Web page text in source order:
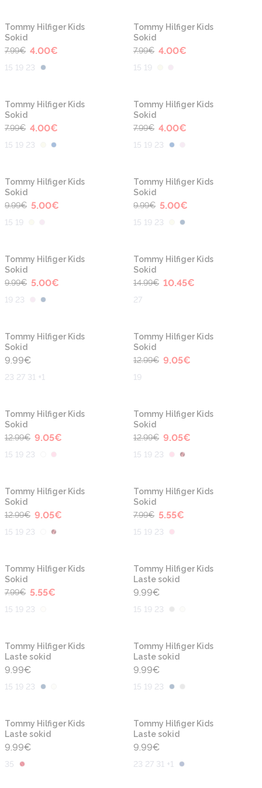
-50%
Tommy Hilfiger Kids
Sokid
7.99€ 4.00€
15 19 23
-50%
Tommy Hilfiger Kids
Sokid
7.99€ 4.00€
15 19
-50%
Tommy Hilfiger Kids
Sokid
7.99€ 4.00€
15 19 23
-50%
Tommy Hilfiger Kids
Sokid
7.99€ 4.00€
15 19 23
-50%
Tommy Hilfiger Kids
Sokid
9.99€ 5.00€
15 19
-50%
Tommy Hilfiger Kids
Sokid
9.99€ 5.00€
15 19 23
-50%
Tommy Hilfiger Kids
Sokid
9.99€ 5.00€
19 23
-30%
Tommy Hilfiger Kids
Sokid
14.99€ 10.45€
27
Tommy Hilfiger Kids
Sokid
9.99€
23 27 31 +1
-30%
Tommy Hilfiger Kids
Sokid
12.99€ 9.05€
19
-30%
Tommy Hilfiger Kids
Sokid
12.99€ 9.05€
15 19 23
-30%
Tommy Hilfiger Kids
Sokid
12.99€ 9.05€
15 19 23
-30%
Tommy Hilfiger Kids
Sokid
12.99€ 9.05€
15 19 23
-30%
Tommy Hilfiger Kids
Sokid
7.99€ 5.55€
15 19 23
-30%
Tommy Hilfiger Kids
Sokid
7.99€ 5.55€
15 19 23
Tommy Hilfiger Kids
Laste sokid
9.99€
15 19 23
Tommy Hilfiger Kids
Laste sokid
9.99€
15 19 23
Tommy Hilfiger Kids
Laste sokid
9.99€
15 19 23
Tommy Hilfiger Kids
Laste sokid
9.99€
35
Tommy Hilfiger Kids
Laste sokid
9.99€
23 27 31 +1